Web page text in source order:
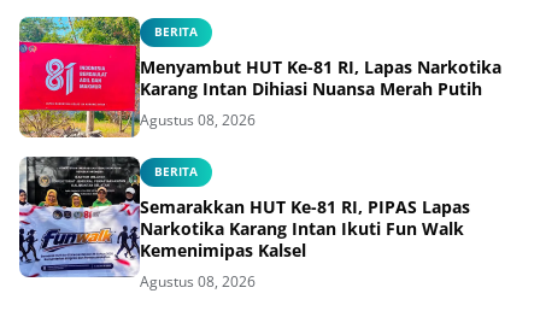
BERITA
Menyambut HUT Ke-81 RI, Lapas Narkotika
Karang Intan Dihiasi Nuansa Merah Putih
Agustus 08, 2026
BERITA
Semarakkan HUT Ke-81 RI, PIPAS Lapas
Narkotika Karang Intan Ikuti Fun Walk
Kemenimipas Kalsel
Agustus 08, 2026